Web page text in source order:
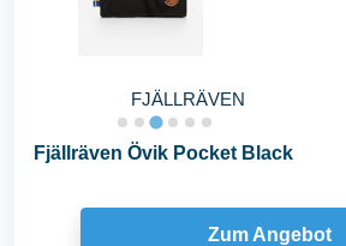
FJÄLLRÄVEN
Fjällräven Övik Pocket Black
Zum Angebot